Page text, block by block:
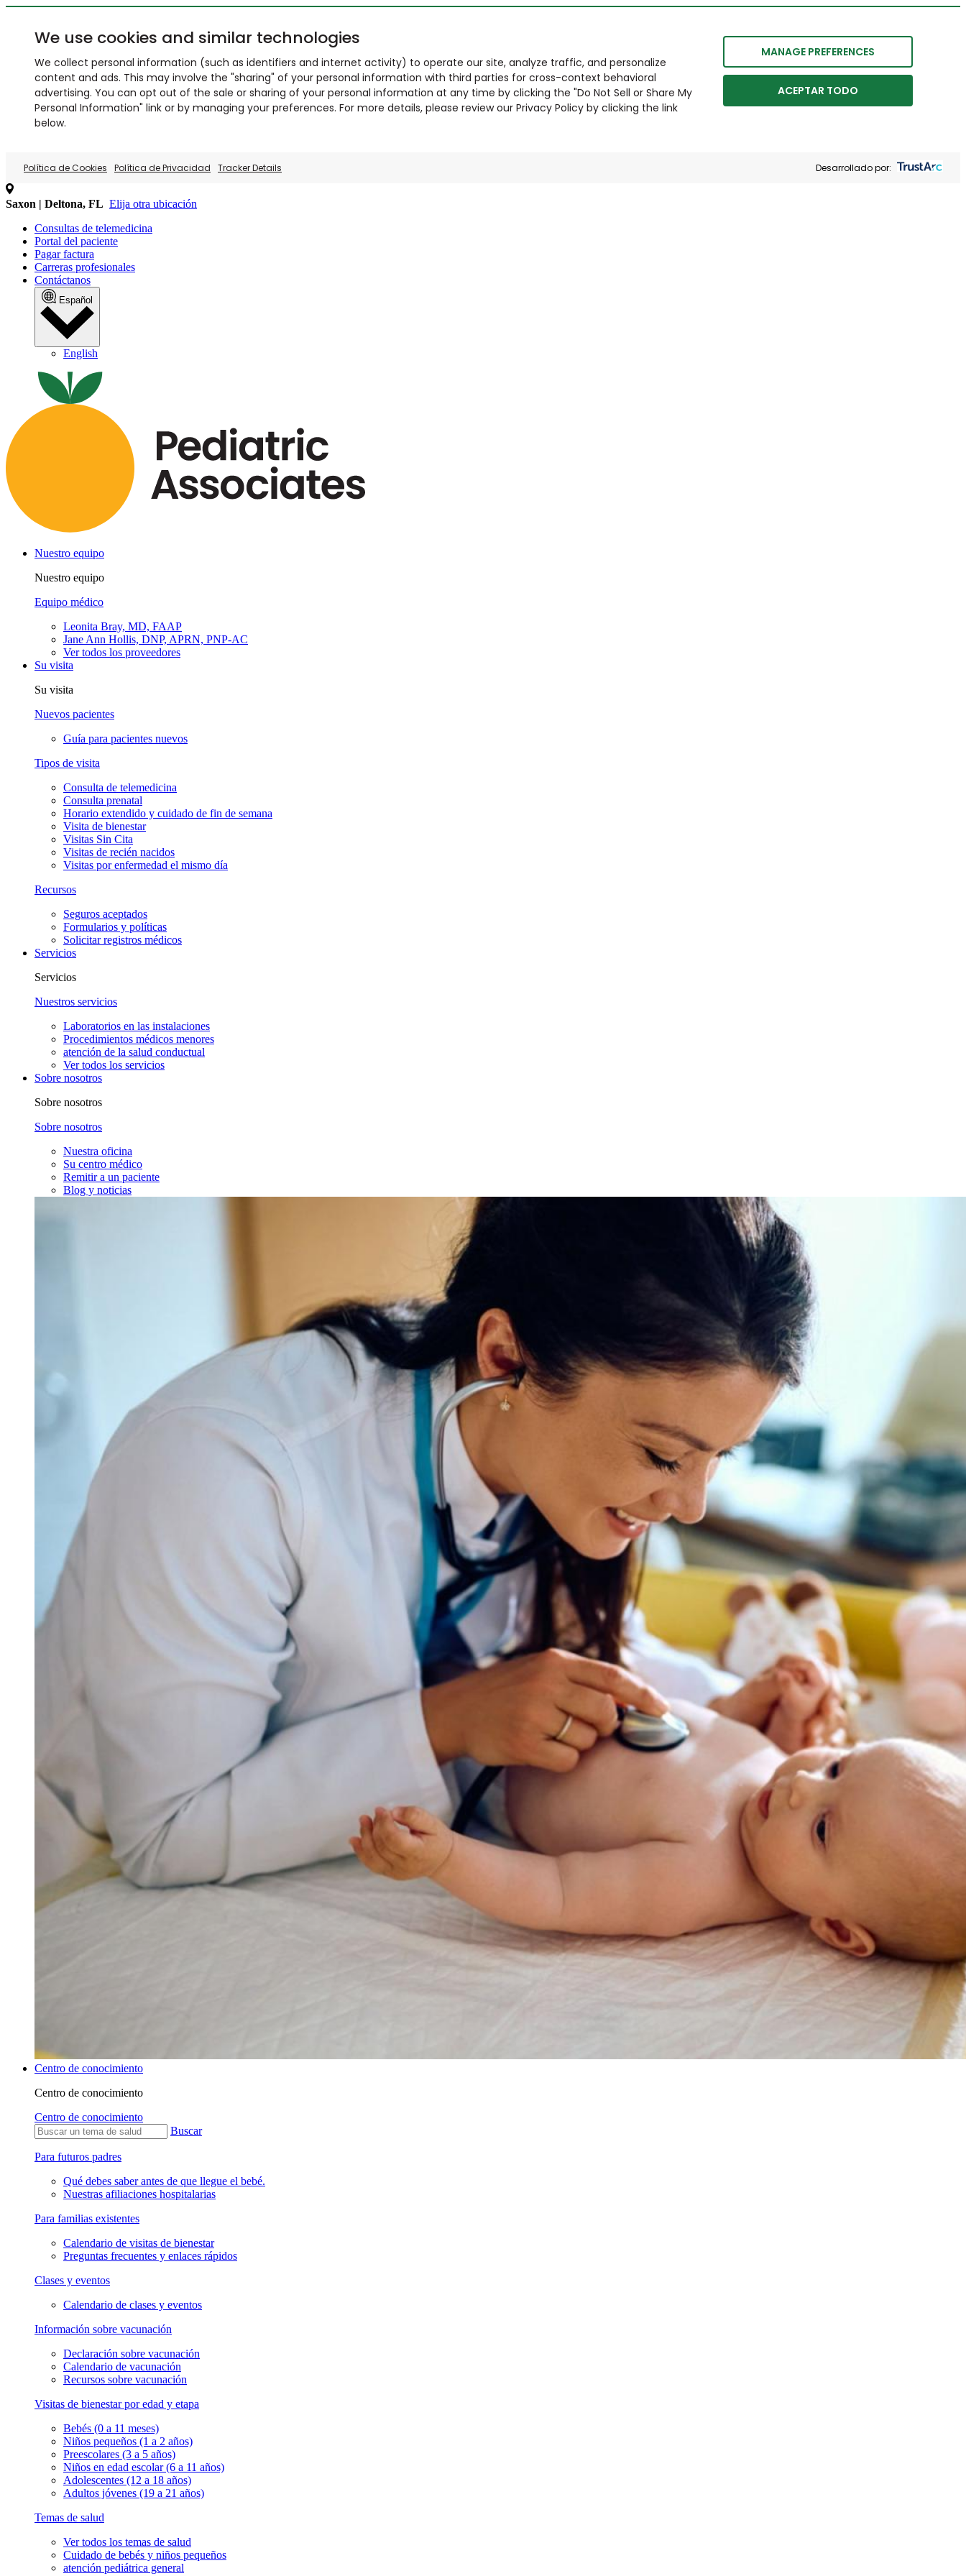
We use cookies and similar technologies
We collect personal information (such as identifiers and internet activity) to operate our site, analyze traffic, and personalize
content and ads. This may involve the "sharing" of your personal information with third parties for cross-context behavioral
advertising. You can opt out of the sale or sharing of your personal information at any time by clicking the "Do Not Sell or Share My
Personal Information" link or by managing your preferences. For more details, please review our Privacy Policy by clicking the link
below.
MANAGE PREFERENCES
ACEPTAR TODO
Política de Cookies Política de Privacidad Tracker Details Desarrollado por:
Saxon | Deltona, FL Elija otra ubicación
Consultas de telemedicina
Portal del paciente
Pagar factura
Carreras profesionales
Contáctanos
Español
English
Nuestro equipo
Nuestro equipo
Equipo médico
Leonita Bray, MD, FAAP
Jane Ann Hollis, DNP, APRN, PNP-AC
Ver todos los proveedores
Su visita
Su visita
Nuevos pacientes
Guía para pacientes nuevos
Tipos de visita
Consulta de telemedicina
Consulta prenatal
Horario extendido y cuidado de fin de semana
Visita de bienestar
Visitas Sin Cita
Visitas de recién nacidos
Visitas por enfermedad el mismo día
Recursos
Seguros aceptados
Formularios y políticas
Solicitar registros médicos
Servicios
Servicios
Nuestros servicios
Laboratorios en las instalaciones
Procedimientos médicos menores
atención de la salud conductual
Ver todos los servicios
Sobre nosotros
Sobre nosotros
Sobre nosotros
Nuestra oficina
Su centro médico
Remitir a un paciente
Blog y noticias
Centro de conocimiento
Centro de conocimiento
Centro de conocimiento
Buscar
Para futuros padres
Qué debes saber antes de que llegue el bebé.
Nuestras afiliaciones hospitalarias
Para familias existentes
Calendario de visitas de bienestar
Preguntas frecuentes y enlaces rápidos
Clases y eventos
Calendario de clases y eventos
Información sobre vacunación
Declaración sobre vacunación
Calendario de vacunación
Recursos sobre vacunación
Visitas de bienestar por edad y etapa
Bebés (0 a 11 meses)
Niños pequeños (1 a 2 años)
Preescolares (3 a 5 años)
Niños en edad escolar (6 a 11 años)
Adolescentes (12 a 18 años)
Adultos jóvenes (19 a 21 años)
Temas de salud
Ver todos los temas de salud
Cuidado de bebés y niños pequeños
atención pediátrica general